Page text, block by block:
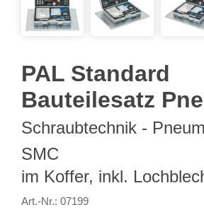
PAL Standard
Bauteilesatz
Schraubtechnik -
SMC
im Koffer, inkl.
Art.-Nr.: 07199